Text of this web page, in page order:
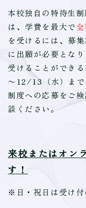
本校独自の特待生
は、学費を最大で
を受けるには、募
に出願が必要とな
受けることができ
～12/13（水）まで
制度への応募をご
談ください。
来校またはオン
す！
※日・祝日は受け付